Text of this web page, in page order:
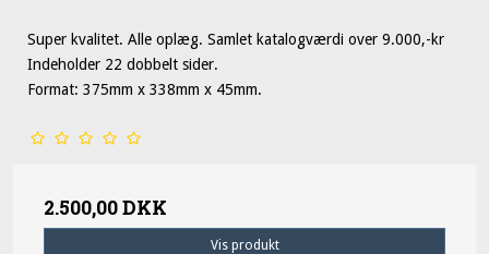
Super kvalitet. Alle oplæg. Samlet katalogværdi over 9.000,-kr
Indeholder 22 dobbelt sider.
Format: 375mm x 338mm x 45mm.
2.500,00 DKK
Vis produkt